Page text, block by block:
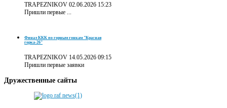
TRAPEZNIKOV 02.06.2026 15:23
Пришли первые ...
Финал ККК по горным гонкам "Красная
горка-26"
TRAPEZNIKOV 14.05.2026 09:15
Пришли первые заявки
Дружественные сайты